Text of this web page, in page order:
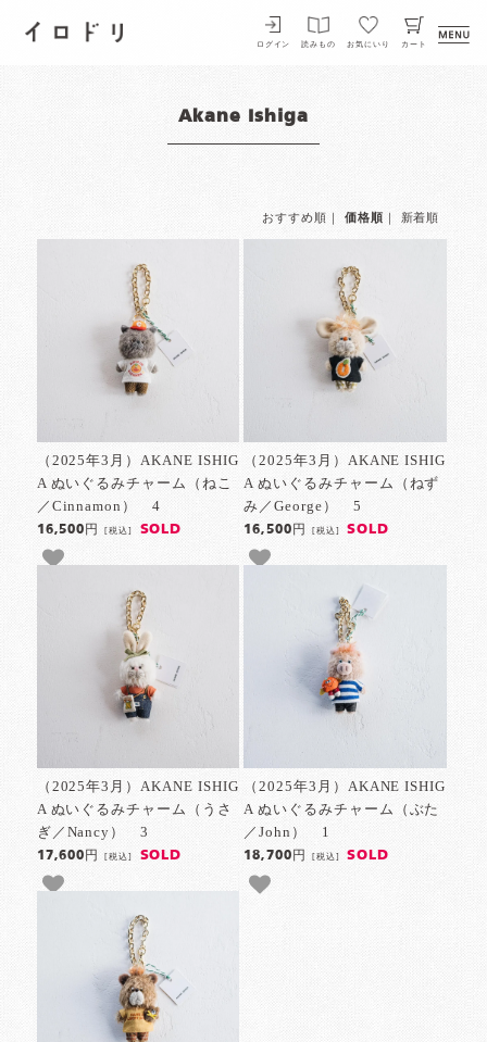
イロドリ
ログイン 読みもの お気にいり カート
Akane Ishiga
おすすめ順 価格順 新着順
（2025年3月）AKANE ISHIG
A ぬいぐるみチャーム（ねこ
／Cinnamon） 4
16,500円[税込] SOLD
（2025年3月）AKANE ISHIG
A ぬいぐるみチャーム（ねず
み／George） 5
16,500円 [税込] SOLD
（2025年3月）AKANE ISHIG
A ぬいぐるみチャーム（うさ
ぎ／Nancy） 3
17,600円[税込] SOLD
（2025年3月）AKANE ISHIG
A ぬいぐるみチャーム（ぶた
／John） 1
18,700円 [税込] SOLD